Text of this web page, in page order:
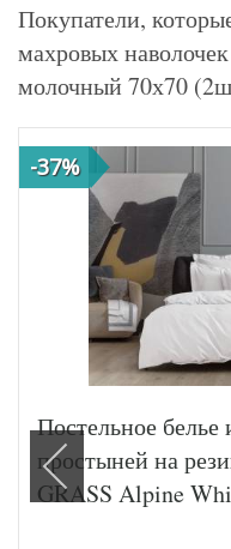
Покупатели,
махровых
молочный 70х70
-37%
Постельное белье
простыней на
GRASS Alpine